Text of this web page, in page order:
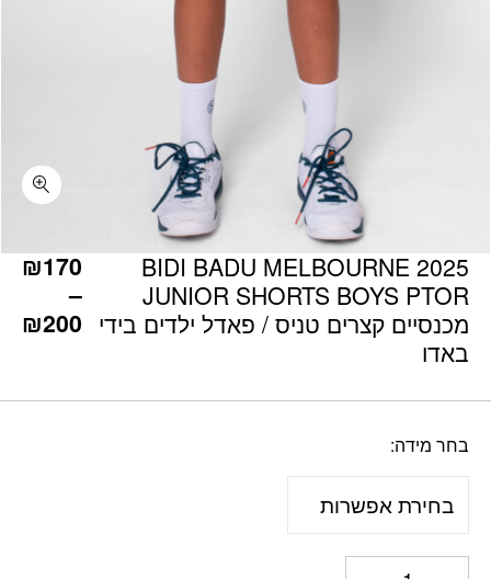
BIDI BADU MELBOURNE 2025
JUNIOR SHORTS BOYS PTOR
מכנסיים קצרים טניס / פאדל ילדים בידי
באדו
₪170
–
₪200
בחר מידה